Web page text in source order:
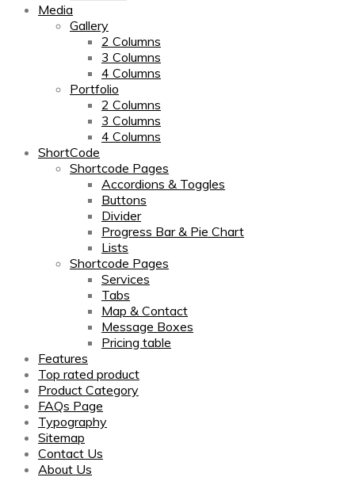
Media
Gallery
2 Columns
3 Columns
4 Columns
Portfolio
2 Columns
3 Columns
4 Columns
ShortCode
Shortcode Pages
Accordions & Toggles
Buttons
Divider
Progress Bar & Pie Chart
Lists
Shortcode Pages
Services
Tabs
Map & Contact
Message Boxes
Pricing table
Features
Top rated product
Product Category
FAQs Page
Typography
Sitemap
Contact Us
About Us